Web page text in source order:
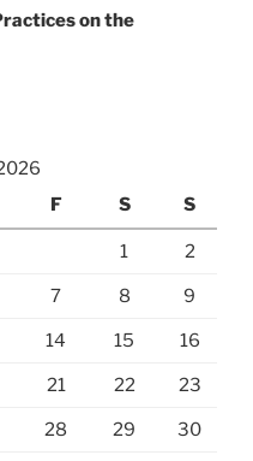
on the
F S S
1 2
7 8 9
14 15 16
21 22 23
28 29 30